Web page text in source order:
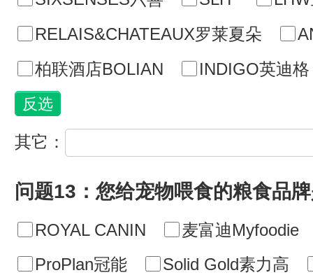
RELAIS&CHATEAUX罗莱夏朵
柏联酒店BOLIAN
INDIGO英迪格
其它：
问题13：您给宠物喂食的粮食品
ROYAL CANIN
麦富迪Myfoodie
ProPlan冠能
Solid Gold素力高